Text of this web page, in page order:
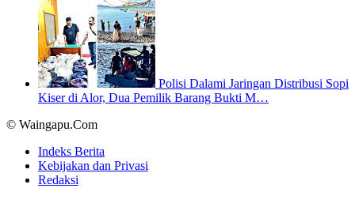
Polisi Dalami Jaringan Distribusi Sopi
Kiser di Alor, Dua Pemilik Barang Bukti M…
© Waingapu.Com
Indeks Berita
Kebijakan dan Privasi
Redaksi